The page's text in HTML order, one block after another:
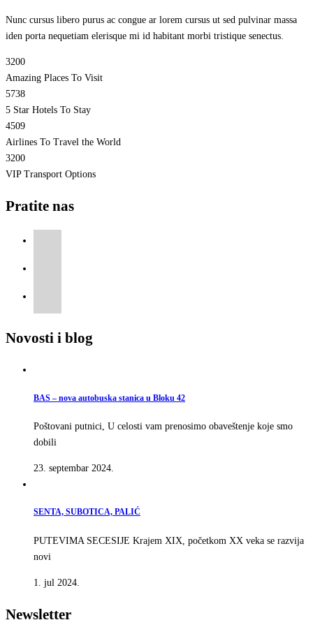
Nunc cursus libero purus ac congue ar lorem cursus ut sed pulvinar massa
iden porta nequetiam elerisque mi id habitant morbi tristique senectus.
3200
Amazing Places To Visit
5738
5 Star Hotels To Stay
4509
Airlines To Travel the World
3200
VIP Transport Options
Pratite nas
Novosti i blog
BAS – nova autobuska stanica u Bloku 42
Poštovani putnici, U celosti vam prenosimo obaveštenje koje smo
dobili
23. septembar 2024.
SENTA, SUBOTICA, PALIĆ
PUTEVIMA SECESIJE Krajem XIX, početkom XX veka se razvija
novi
1. jul 2024.
Newsletter